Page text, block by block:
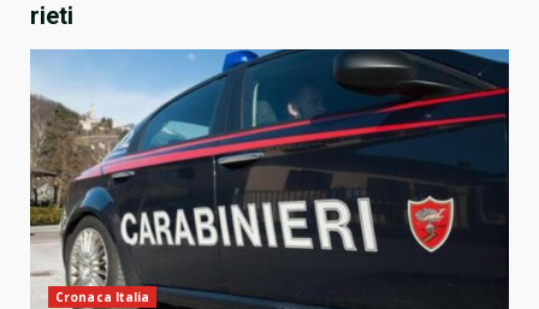
rieti
Cronaca Italia